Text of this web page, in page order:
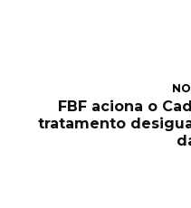
FBF aciona o
tratamento